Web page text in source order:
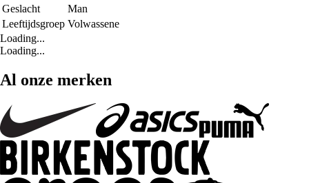
Geslacht
Man
Leeftijdsgroep Volwassene
Loading...
Loading...
Al onze merken